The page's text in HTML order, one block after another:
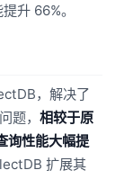
升 66%。
，解决了
题， 相较于原
询性能大幅提
扩展其